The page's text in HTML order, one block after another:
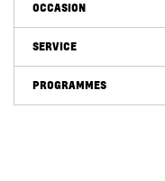
OCCASION
SERVICE
PROGRAMMES